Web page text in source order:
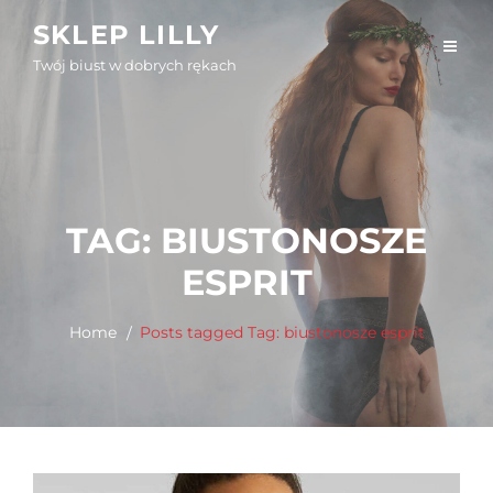
content
SKLEP LILLY
Twój biust w dobrych rękach
TAG: BIUSTONOSZE
ESPRIT
Home Posts tagged Tag: biustonosze esprit